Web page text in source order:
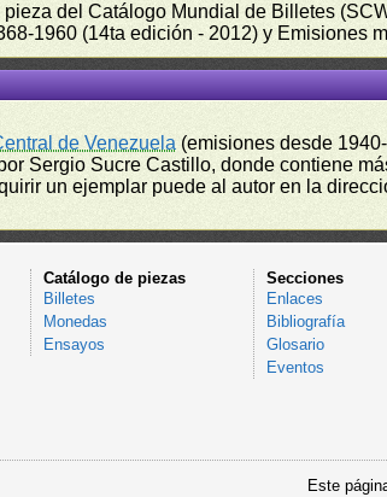
del Catálogo Mundial de Billetes
1960 (14ta edición - 2012) y Emisiones
de Venezuela (emisiones desde
Sergio Sucre Castillo, donde contiene
un ejemplar puede al autor en la
Catálogo de piezas
Billetes
Monedas
Ensayos
Secciones
Enlaces
Bibliografía
Glosario
Eventos
Este